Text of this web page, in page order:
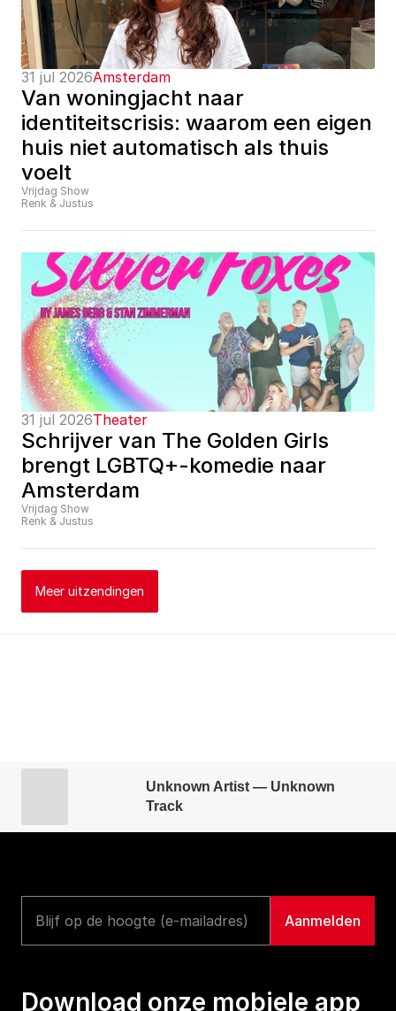
31 jul 2026Amsterdam
Van woningjacht naar
identiteitscrisis: waarom een eigen
huis niet automatisch als thuis
voelt
Vrijdag Show
Renk & Justus
31 jul 2026Theater
Schrijver van The Golden Girls
brengt LGBTQ+-komedie naar
Amsterdam
Vrijdag Show
Renk & Justus
Meer uitzendingen
Unknown Artist — Unknown
Track
Download onze mobiele app